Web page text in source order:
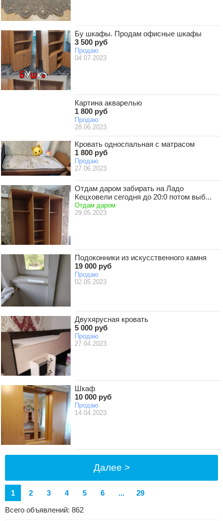
Бу шкафы. Продам офисные шкафы
3 500 руб
Продаю
04.07.2023
Картина акварелью
1 800 руб
Продаю
28.06.2023
Кровать односпальная с матрасом
1 800 руб
Продаю
27.06.2023
Отдам даром забирать на Ладо
Кецховели сегодня до 20:0 потом выб...
Отдам даром
29.05.2023
Подоконники из искусственного камня
19 000 руб
Продаю
02.05.2023
Двухярусная кровать
5 000 руб
Продаю
27.04.2023
Шкаф
10 000 руб
Продаю
14.04.2023
Далее >
1 2 3 4 5 6 ...
29
Всего объявлений: 862